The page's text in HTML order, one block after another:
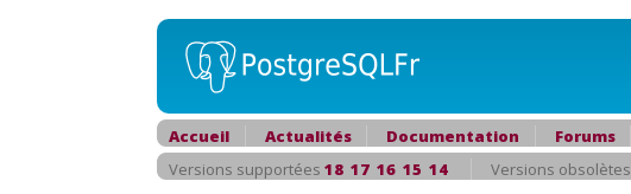
Accueil Actualités Documentation Forums
Versions supportées 18 17 16 15 14 Versions obsolètes